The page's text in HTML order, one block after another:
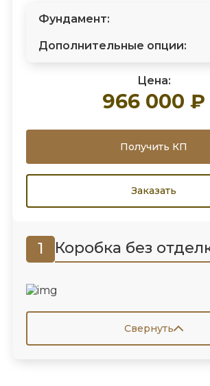
1 Коробка без
Свернуть
Фундамент:
Дополнительные опции:
Цена:
966 000 ₽
Получить КП
Заказать